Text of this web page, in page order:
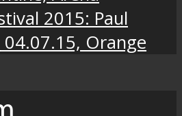
2015: Paul
Orange